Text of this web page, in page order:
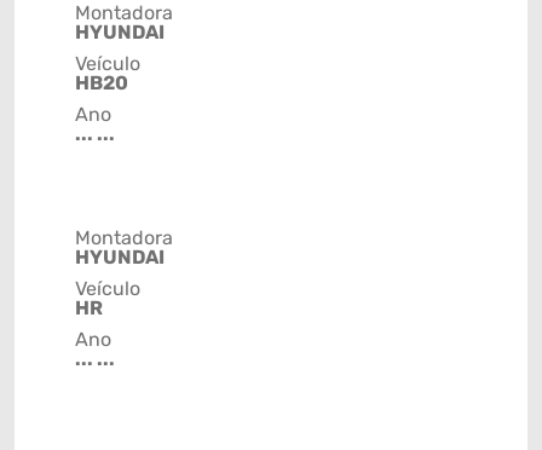
Montadora
HYUNDAI
Veículo
HB20
Ano
... ...
Montadora
HYUNDAI
Veículo
HR
Ano
... ...